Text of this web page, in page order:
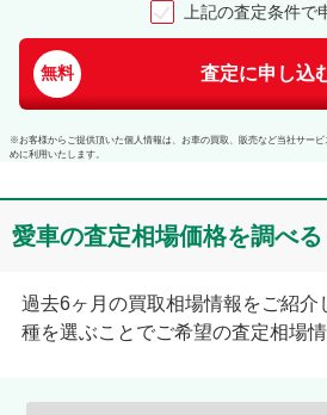
上記の査定条件で
無料 査定に申し込
※お客様からご提供頂いた個人情報は、お車の買取、販売など当社サー
めに利用いたします。
愛車の査定相場価格を調べる
過去6ヶ月の買取相場情報をご紹介
種を選ぶことでご希望の査定相場